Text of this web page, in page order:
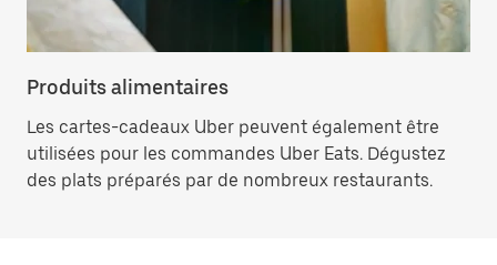
Produits alimentaires
Les cartes-cadeaux Uber peuvent également être
utilisées pour les commandes Uber Eats. Dégustez
des plats préparés par de nombreux restaurants.